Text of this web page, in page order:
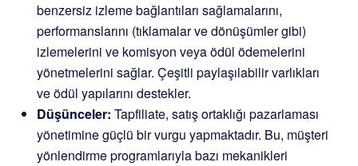
benzersiz izleme bağlantıları sağlamalarını,
performanslarını (tıklamalar ve dönüşümler gibi)
izlemelerini ve komisyon veya ödül ödemelerini
yönetmelerini sağlar. Çeşitli paylaşılabilir varlıkları
ve ödül yapılarını destekler.
Düşünceler: Tapfiliate, satış ortaklığı pazarlaması
yönetimine güçlü bir vurgu yapmaktadır. Bu, müşteri
yönlendirme programlarıyla bazı mekanikleri